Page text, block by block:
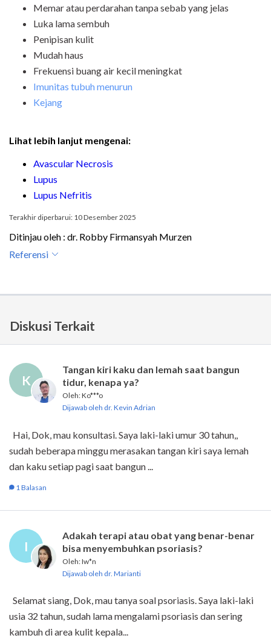
Memar atau perdarahan tanpa sebab yang jelas
Luka lama sembuh
Penipisan kulit
Mudah haus
Frekuensi buang air kecil meningkat
Imunitas tubuh menurun
Kejang
Lihat lebih lanjut mengenai:
Avascular Necrosis
Lupus
Lupus Nefritis
Terakhir diperbarui: 10 Desember 2025